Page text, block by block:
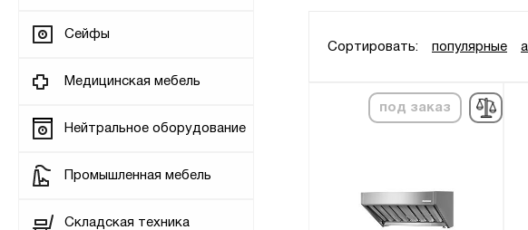
Сейфы
Медицинская мебель
Нейтральное оборудование
Промышленная мебель
Складская техника
Сортировать: популярные
под заказ